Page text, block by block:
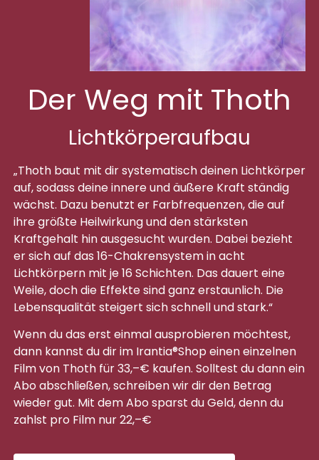
Der Weg mit Thoth
Lichtkörperaufbau
„Thoth baut mit dir systematisch deinen Lichtkörper
auf, sodass deine innere und äußere Kraft ständig
wächst. Dazu benutzt er Farbfrequenzen, die auf
ihre größte Heilwirkung und den stärksten
Kraftgehalt hin ausgesucht wurden. Dabei bezieht
er sich auf das 16-Chakrensystem in acht
Lichtkörpern mit je 16 Schichten. Das dauert eine
Weile, doch die Effekte sind ganz erstaunlich. Die
Lebensqualität steigert sich schnell und stark.“
Wenn du das erst einmal ausprobieren möchtest,
dann kannst du dir im Irantia®Shop einen einzelnen
Film von Thoth für 33,–€ kaufen. Solltest du dann ein
Abo abschließen, schreiben wir dir den Betrag
wieder gut. Mit dem Abo sparst du Geld, denn du
zahlst pro Film nur 22,–€